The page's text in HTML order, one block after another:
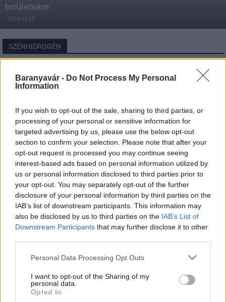
Baranyavár - Do Not Process My Personal
Information
If you wish to opt-out of the sale, sharing to third parties, or
processing of your personal or sensitive information for
targeted advertising by us, please use the below opt-out
section to confirm your selection. Please note that after your
opt-out request is processed you may continue seeing
interest-based ads based on personal information utilized by
us or personal information disclosed to third parties prior to
your opt-out. You may separately opt-out of the further
disclosure of your personal information by third parties on the
IAB’s list of downstream participants. This information may
also be disclosed by us to third parties on the IAB’s List of
Downstream Participants that may further disclose it to other
Please note that this website/app uses one or more Google
not limited to your visit or usage behaviour. You may click to
grant or deny consent to Google and its third-party tags to
use your data for below specified purposes in below Google
Personal Data Processing Opt Outs
I want to opt-out of the Sharing of my
personal data.
Opted In
területekre
2018.03.19
SZÉNHIDROGÉN
Név
E-mail cím
Feliratkozom a hírlevélre és elfogadom azadatvédelmi
szabályzatot!
FELIRATKOZÁS
HÍRDETÉS
LEGFRISSEBB